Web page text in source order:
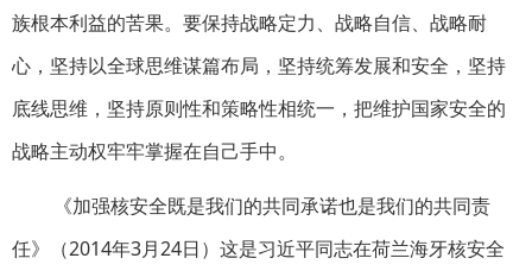
族根本利益的苦果。要保持战略定力、战略自信、战略耐
心，坚持以全球思维谋篇布局，坚持统筹发展和安全，坚持
底线思维，坚持原则性和策略性相统一，把维护国家安全的
战略主动权牢牢掌握在自己手中。
《加强核安全既是我们的共同承诺也是我们的共同责
任》（2014年3月24日）这是习近平同志在荷兰海牙核安全